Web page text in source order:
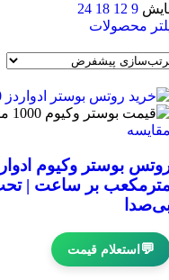
9
12
18
24
محصولات
💬 استعلام قیمت